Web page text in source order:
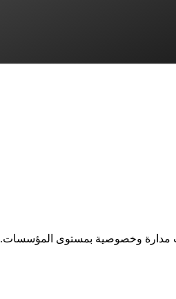
مدارة وخصوصية بمستوى المؤسسات.